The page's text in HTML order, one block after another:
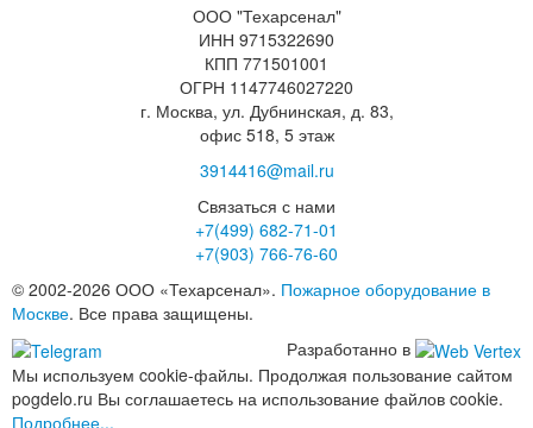
ООО "Техарсенал"
ИНН 9715322690
КПП 771501001
ОГРН 1147746027220
г. Москва, ул. Дубнинская, д. 83,
офис 518, 5 этаж
3914416@mail.ru
Связаться с нами
+7(499) 682-71-01
+7(903) 766-76-60
© 2002-2026 ООО «Техарсенал». Пожарное оборудование в
Москве. Все права защищены.
Разработанно в
Мы используем cookie-файлы. Продолжая пользование сайтом
pogdelo.ru Вы соглашаетесь на использование файлов cookie.
Подробнее...